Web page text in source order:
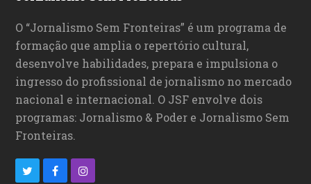
O “Jornalismo Sem Fronteiras” é um programa de
formação que amplia o repertório cultural,
desenvolve habilidades, prepara e impulsiona o
ingresso do profissional de jornalismo no mercado
nacional e internacional. O JSF envolve dois
programas: Jornalismo & Poder e Jornalismo Sem
Fronteiras.
I